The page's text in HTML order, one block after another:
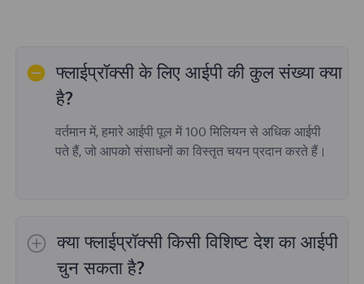
फ्लाईप्रॉक्सी के लिए आईपी की कुल संख्या क्या
है?
वर्तमान में, हमारे आईपी पूल में 100 मिलियन से अधिक आईपी
पते हैं, जो आपको संसाधनों का विस्तृत चयन प्रदान करते हैं।
क्या फ्लाईप्रॉक्सी किसी विशिष्ट देश का आईपी
चुन सकता है?